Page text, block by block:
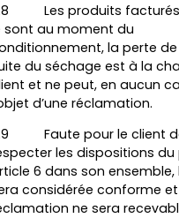
Les produits facturés
sont au moment du
la perte
du séchage est à la
et ne peut, en aucun
d’une réclamation.
Faute pour le client
les dispositions du
6 dans son ensemble,
considérée conforme
ne sera